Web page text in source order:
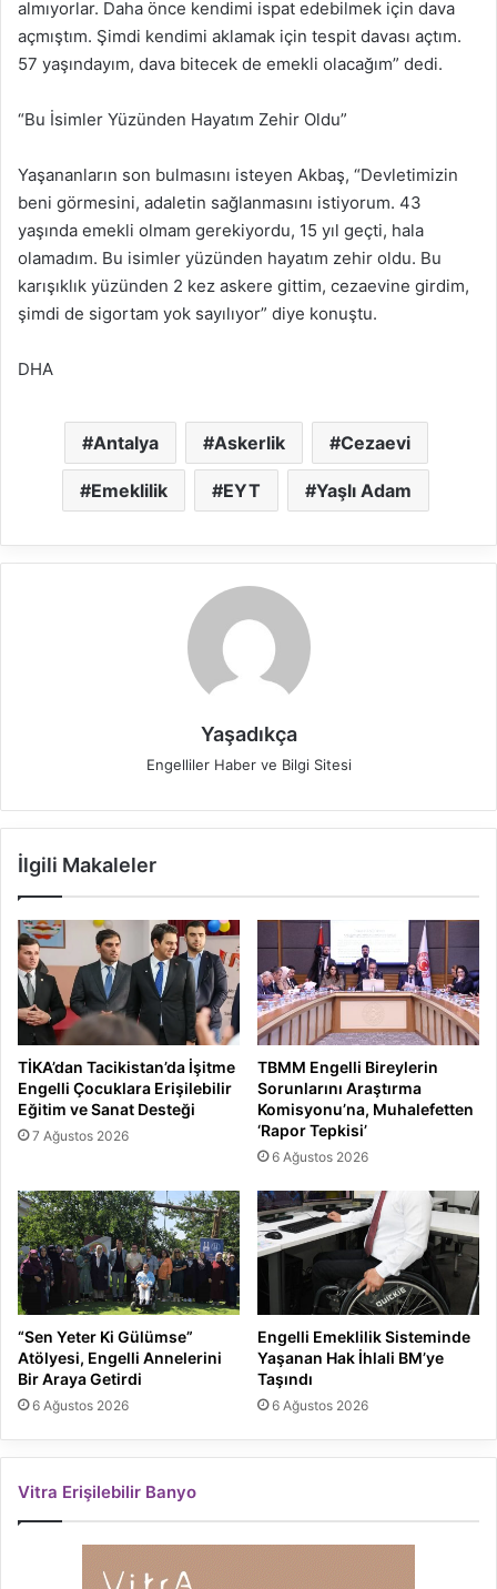
almıyorlar. Daha önce kendimi ispat edebilmek için dava
açmıştım. Şimdi kendimi aklamak için tespit davası açtım.
57 yaşındayım, dava bitecek de emekli olacağım” dedi.
“Bu İsimler Yüzünden Hayatım Zehir Oldu”
Yaşananların son bulmasını isteyen Akbaş, “Devletimizin
beni görmesini, adaletin sağlanmasını istiyorum. 43
yaşında emekli olmam gerekiyordu, 15 yıl geçti, hala
olamadım. Bu isimler yüzünden hayatım zehir oldu. Bu
karışıklık yüzünden 2 kez askere gittim, cezaevine girdim,
şimdi de sigortam yok sayılıyor” diye konuştu.
DHA
Antalya Askerlik Cezaevi
Emeklilik EYT Yaşlı Adam
Yaşadıkça
Engelliler Haber ve Bilgi Sitesi
İlgili Makaleler
TİKA’dan Tacikistan’da İşitme
Engelli Çocuklara Erişilebilir
Eğitim ve Sanat Desteği
7 Ağustos 2026
TBMM Engelli Bireylerin
Sorunlarını Araştırma
Komisyonu’na, Muhalefetten
‘Rapor Tepkisi’
6 Ağustos 2026
“Sen Yeter Ki Gülümse”
Atölyesi, Engelli Annelerini
Bir Araya Getirdi
6 Ağustos 2026
Engelli Emeklilik Sisteminde
Yaşanan Hak İhlali BM’ye
Taşındı
6 Ağustos 2026
Vitra Erişilebilir Banyo